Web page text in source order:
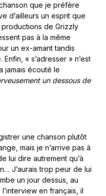
que je préfère
d’ailleurs un esprit que
productions de Grizzly
pas à la même
un ex-amant tandis
« s’adresser » n’est
jamais écouté le
un dessous de
une chanson plutôt
mais je n’arrive pas à
lui dire autrement qu’à
J’aurais trop peur de lui
un jour dessus, au
en français, il